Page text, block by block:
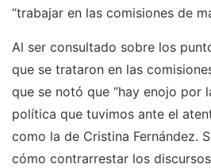
“trabajar en las comisiones de
Al ser consultado sobre los
que se trataron en las
que se notó que “hay enojo por
política que tuvimos ante el
como la de Cristina Fernández.
cómo contrarrestar los